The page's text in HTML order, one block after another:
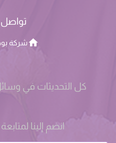
تواصل
شركة
كل التحديثات في
انضم إلينا